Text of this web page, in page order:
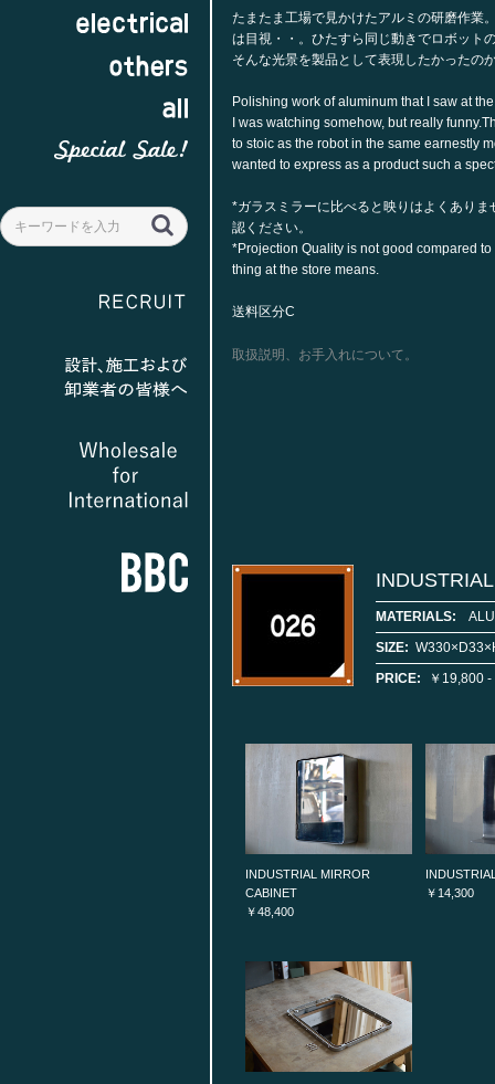
たまたま工場で見かけたアルミの研磨作業
は目視・・。ひたすら同じ動きでロボッ
そんな光景を製品として表現したかったの
Polishing work of aluminum that I saw at
I was watching somehow, but really
to stoic as the robot in the same earnestly
wanted to express as a product such a
*ガラスミラーに比べると映りはよくあり
認ください。
*Projection Quality is not good compared
thing at the store means.
送料区分C
取扱説明、お手入れについて。
MATERIALS:
SIZE:
PRICE:
￥19,800 -
INDUSTRIAL MIRROR
CABINET
￥48,400
￥14,300